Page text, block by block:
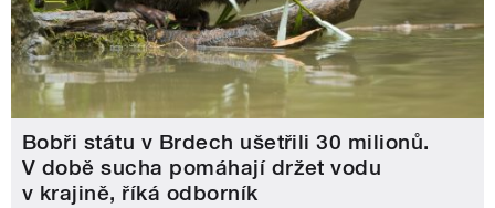
Bobři státu v Brdech ušetřili 30 milionů.
V době sucha pomáhají držet vodu
v krajině, říká odborník